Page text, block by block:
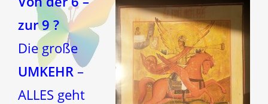
zur 9 ?
Die große
UMKEHR –
ALLES geht